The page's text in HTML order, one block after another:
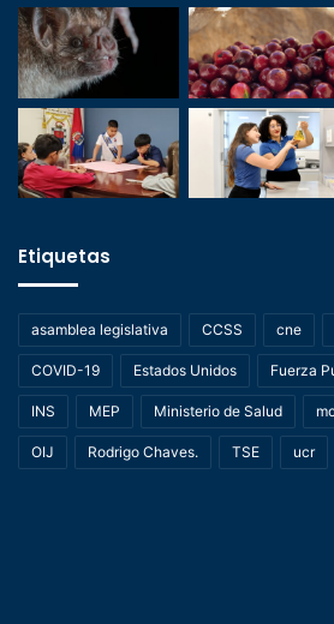
Etiquetas
asamblea legislativa CCSS cne
COVID-19 Estados Unidos Fuerza
INS MEP Ministerio de Salud
OIJ Rodrigo Chaves. TSE ucr